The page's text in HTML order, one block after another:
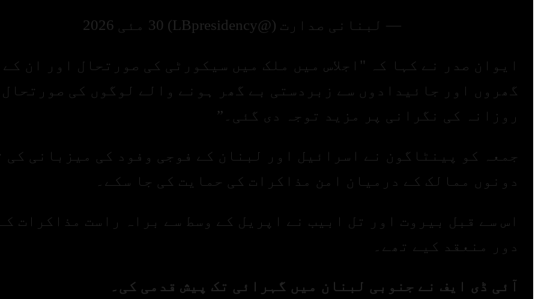
— لبنانی صدارت (@LBpresidency) 30 مئی 2026
ایوان صدر نے کہا کہ "اجلاس میں ملک میں سیکورٹی کی صورتحال اور ان کے
گھروں اور جائیدادوں سے زبردستی بے گھر ہونے والے لوگوں کی صورتحال
روزانہ کی نگرانی پر مزید توجہ دی گئی۔”
جمعہ کو پینٹاگون نے اسرائیل اور لبنان کے فوجی وفود کی میزبانی کی
دونوں ممالک کے درمیان امن مذاکرات کی حمایت کی جا سکے۔
اس سے قبل بیروت اور تل ابیب نے اپریل کے وسط سے براہ راست مذاکرات
دور منعقد کیے تھے۔
آئی ڈی ایف نے جنوبی لبنان میں گہرائی تک پیش قدمی کی۔